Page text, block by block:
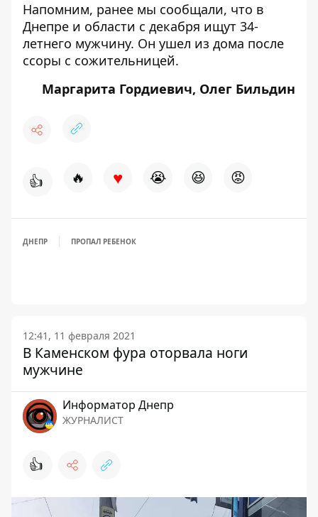
Напомним, ранее мы сообщали, что в
Днепре и области с декабря ищут 34-
летнего мужчину. Он ушел из дома после
ссоры с сожительницей.
Маргарита Гордиевич, Олег Бильдин
👍 🔥 ♥ 😭 😆 😡
ДНЕПР ПРОПАЛ РЕБЕНОК
12:41, 11 февраля 2021
В Каменском фура оторвала ноги
мужчине
Информатор Днепр
ЖУРНАЛИСТ
👍